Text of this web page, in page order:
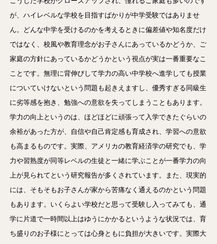
が、ハイレベルな学校を目指すばかりが中学受験ではありませ
ん。どんな中学を受けるのかを考えるときに偏差値や知名度だけ
ではなく、校風や教育理念がお子さんにあっているかどうか、ご
家庭の方針にあっているかどうかという視点が実は一番重要なこ
ことです。無理に背伸びして学力の高い中学校へ進学しても授業
についていけないという問題も起きえますし、優秀すぎる同級生
に劣等感を抱き、勉強への意欲を失ってしまうこともあります。
学力の向上というのは、ほどほどに頑張って入学できたぐらいの
余裕があった方が、自信や自己肯定感も育成され、学習への意欲
も高まるものです。実際、アメリカの教育経済学の研究でも、学
力や習熟度が同等レベルの生徒と一緒に学ぶことが一番学力の向
上が見られてという研究報告が多くされています。また、現実的
には、そもそもお子さんが家から苦痛なく通えるのかという問題
もあります。いくらよい学校だと思って受験し入ってみても、通
学に片道で一時間以上はゆうにかかるというような状況では、育
ち盛りのお子様にとっては心身ともに負担が大きいです。実際大